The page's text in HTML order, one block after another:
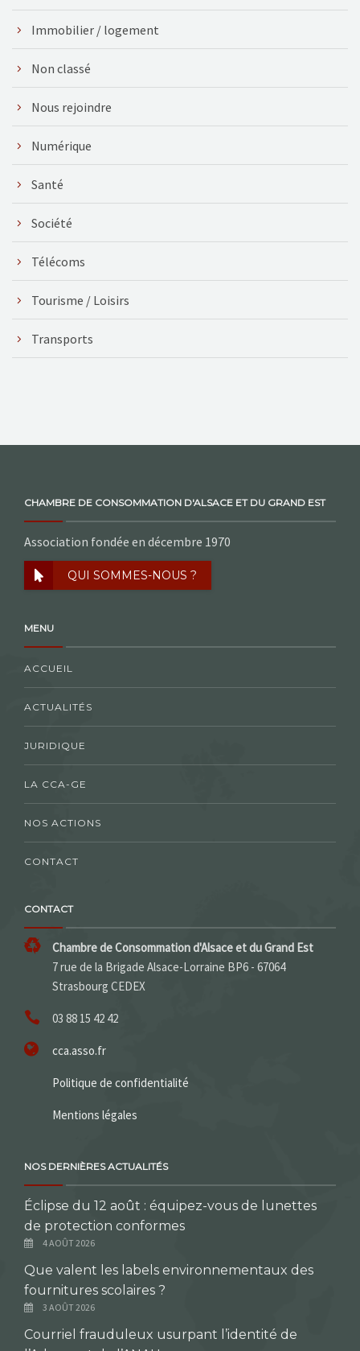
Immobilier / logement
Non classé
Nous rejoindre
Numérique
Santé
Société
Télécoms
Tourisme / Loisirs
Transports
CHAMBRE DE CONSOMMATION D'ALSACE ET DU GRAND EST
Association fondée en décembre 1970
QUI SOMMES-NOUS ?
MENU
ACCUEIL
ACTUALITÉS
JURIDIQUE
LA CCA-GE
NOS ACTIONS
CONTACT
CONTACT
Chambre de Consommation d'Alsace et du Grand Est
7 rue de la Brigade Alsace-Lorraine BP6 - 67064
Strasbourg CEDEX
03 88 15 42 42
cca.asso.fr
Politique de confidentialité
Mentions légales
NOS DERNIÈRES ACTUALITÉS
Éclipse du 12 août : équipez-vous de lunettes
de protection conformes
4 AOÛT 2026
Que valent les labels environnementaux des
fournitures scolaires ?
3 AOÛT 2026
Courriel frauduleux usurpant l’identité de